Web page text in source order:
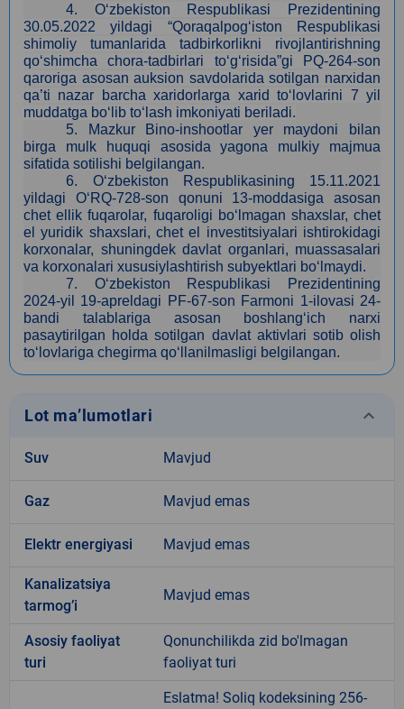
4. O‘zbekiston Respublikasi Prezidentining
30.05.2022 yildagi “Qoraqalpog‘iston Respublikasi
shimoliy tumanlarida tadbirkorlikni rivojlantirishning
qo‘shimcha chora-tadbirlari to‘g‘risida”gi PQ-264-son
qaroriga asosan auksion savdolarida sotilgan narxidan
qa’ti nazar barcha xaridorlarga xarid to‘lovlarini 7 yil
muddatga bo‘lib to‘lash imkoniyati beriladi.
5. Mazkur Bino-inshootlar yer maydoni bilan
birga mulk huquqi asosida yagona mulkiy majmua
sifatida sotilishi belgilangan.
6. O‘zbekiston Respublikasining 15.11.2021
yildagi O‘RQ-728-son qonuni 13-moddasiga asosan
сhet ellik fuqarolar, fuqaroligi bo‘lmagan shaxslar, chet
el yuridik shaxslari, chet el investitsiyalari ishtirokidagi
korxonalar, shuningdek davlat organlari, muassasalari
va korxonalari xususiylashtirish subyektlari bo‘lmaydi.
7. O‘zbekiston Respublikasi Prezidentining
2024-yil 19-apreldagi PF-67-son Farmoni 1-ilovasi 24-
bandi talablariga asosan boshlang‘ich narxi
pasaytirilgan holda sotilgan davlat aktivlari sotib olish
to‘lovlariga chegirma qo‘llanilmasligi belgilangan.
Lot ma’lumotlari keyboard_arrow_down
Suv Mavjud
Gaz Mavjud emas
Elektr energiyasi Mavjud emas
Kanalizatsiya
tarmogʼi
Mavjud emas
Аsosiy faoliyat
turi
Qonunchilikda zid bo'lmagan
faoliyat turi
Eslatma! Soliq kodeksining 256-